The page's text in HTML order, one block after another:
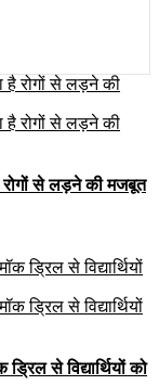
रोगों से लड़ने की मजबूत
से विद्यार्थियों को